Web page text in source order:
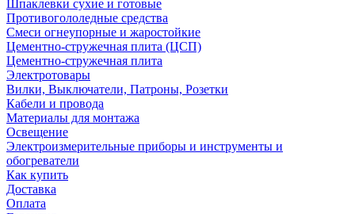
Шпаклевки сухие и готовые
Противогололедные средства
Смеси огнеупорные и жаростойкие
Цементно-стружечная плита (ЦСП)
Цементно-стружечная плита
Электротовары
Вилки, Выключатели, Патроны, Розетки
Кабели и провода
Материалы для монтажа
Освещение
Электроизмерительные приборы и инструменты и
обогреватели
Как купить
Доставка
Оплата